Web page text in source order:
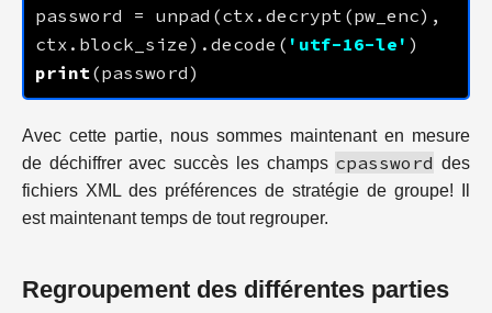
password = unpad(ctx.decrypt(pw_enc),
ctx.block_size).decode( 'utf-16-le'
print
Avec cette partie, nous sommes maintenant en mesure
de déchiffrer avec succès les champs cpassword des
fichiers XML des préférences de stratégie de groupe! Il
est maintenant temps de tout regrouper.
Regroupement des différentes parties